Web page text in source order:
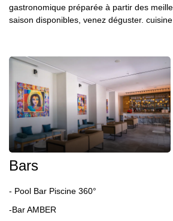
gastronomique préparée à partir des
saison disponibles, venez déguster.
Bars
- Pool Bar Piscine 360°
-Bar AMBER